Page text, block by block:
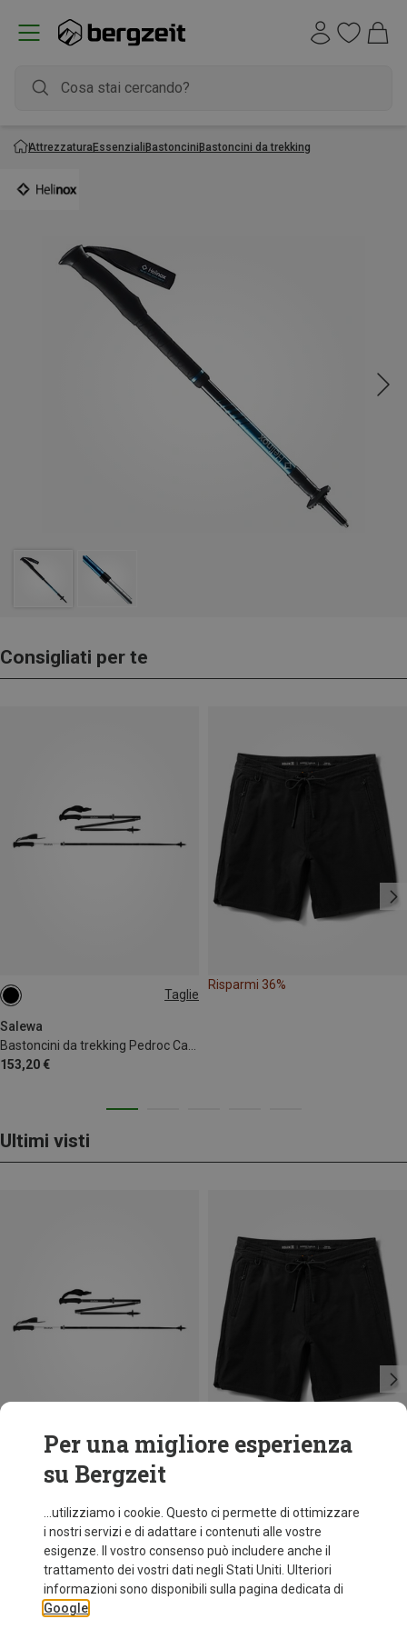
AttrezzaturaEssenzialiBastonciniBastoncini da trekking
Consigliati per te
Taglie
Salewa
153,20 €
115-135CM
Risparmi 36%
Ultimi visti
Taglie
Bastoncini da trekking Pedroc Carbonium Pro
153,20 €
115-135CM
Per una migliore esperienza
su Bergzeit
...utilizziamo i cookie. Questo ci permette di ottimizzare
i nostri servizi e di adattare i contenuti alle vostre
esigenze. Il vostro consenso può includere anche il
trattamento dei vostri dati negli Stati Uniti. Ulteriori
informazioni sono disponibili sulla pagina dedicata di
Google